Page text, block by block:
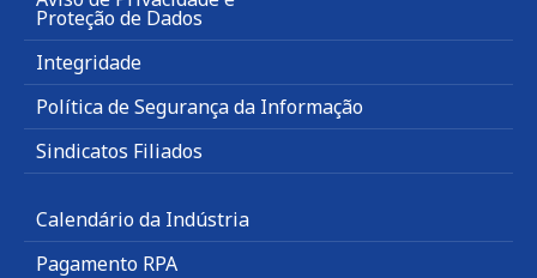
Proteção de Dados
Integridade
Política de Segurança da Informação
Sindicatos Filiados
Calendário da Indústria
Pagamento RPA